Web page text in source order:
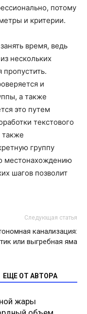
потому
и критерии.
время, ведь
нескольких
пропустить.
и
а также
это путем
текстового
также
группу
местонахождению
шагов позволит
Следующая статья
канализация:
или выгребная яма
ЕЩЕ ОТ АВТОРА
жары